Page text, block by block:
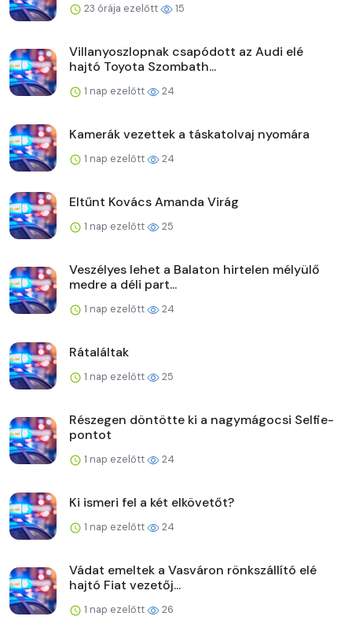
23 órája ezelőtt 15
Villanyoszlopnak csapódott az Audi elé
hajtó Toyota Szombath...
1 nap ezelőtt 24
Kamerák vezettek a táskatolvaj nyomára
1 nap ezelőtt 24
Eltűnt Kovács Amanda Virág
1 nap ezelőtt 25
Veszélyes lehet a Balaton hirtelen mélyülő
medre a déli part...
1 nap ezelőtt 24
Rátaláltak
1 nap ezelőtt 25
Részegen döntötte ki a nagymágocsi Selfie-
pontot
1 nap ezelőtt 24
Ki ismeri fel a két elkövetőt?
1 nap ezelőtt 24
Vádat emeltek a Vasváron rönkszállító elé
hajtó Fiat vezetőj...
1 nap ezelőtt 26